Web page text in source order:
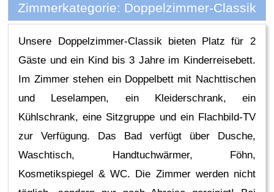
Zimmerkategorie: Doppelzimmer-Classik
Unsere Doppelzimmer-Classik bieten Platz für 2
Gäste und ein Kind bis 3 Jahre im Kinderreisebett.
Im Zimmer stehen ein Doppelbett mit Nachttischen
und Leselampen, ein Kleiderschrank, ein
Kühlschrank, eine Sitzgruppe und ein Flachbild-TV
zur Verfügung. Das Bad verfügt über Dusche,
Waschtisch, Handtuchwärmer, Föhn,
Kosmetikspiegel & WC. Die Zimmer werden nicht